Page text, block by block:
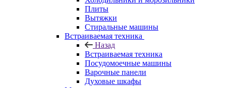
Плиты
Вытяжки
Стиральные машины
Встраиваемая техника
Назад
Встраиваемая техника
Посудомоечные машины
Варочные панели
Духовые шкафы